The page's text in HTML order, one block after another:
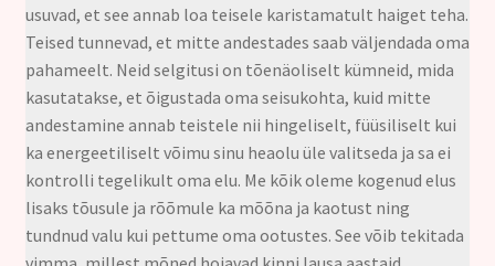
usuvad, et see annab loa teisele karistamatult haiget teha.
Teised tunnevad, et mitte andestades saab väljendada oma
pahameelt. Neid selgitusi on tõenäoliselt kümneid, mida
kasutatakse, et õigustada oma seisukohta, kuid mitte
andestamine annab teistele nii hingeliselt, füüsiliselt kui
ka energeetiliselt võimu sinu heaolu üle valitseda ja sa ei
kontrolli tegelikult oma elu. Me kõik oleme kogenud elus
lisaks tõusule ja rõõmule ka mõõna ja kaotust ning
tundnud valu kui pettume oma ootustes. See võib tekitada